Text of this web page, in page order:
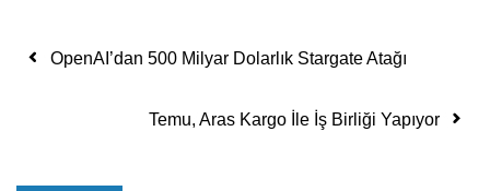
Yazı dolaşımı
OpenAI’dan 500 Milyar Dolarlık Stargate Atağı
Temu, Aras Kargo İle İş Birliği Yapıyor